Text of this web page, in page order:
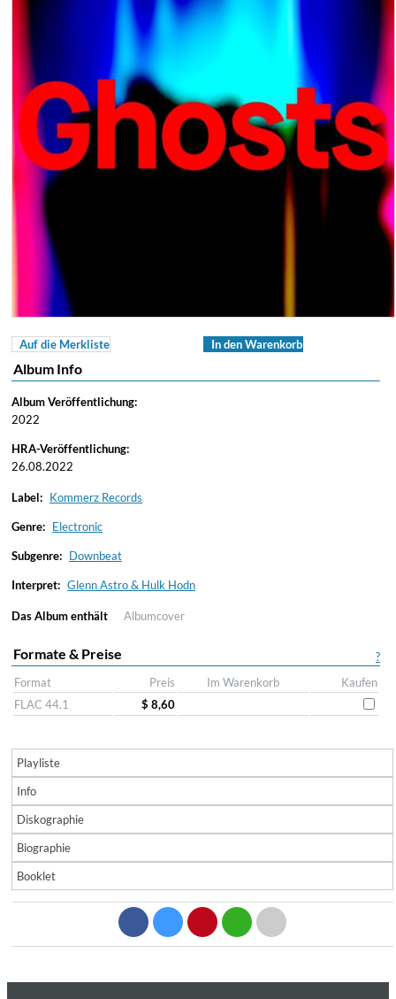
Auf die Merkliste In den Warenkorb
Album Info
Album Veröffentlichung:
2022
HRA-Veröffentlichung:
26.08.2022
Label: Kommerz Records
Genre: Electronic
Subgenre: Downbeat
Interpret: Glenn Astro & Hulk Hodn
Das Album enthält Albumcover
?
Formate & Preise
Format Preis Im Warenkorb
Kaufen
FLAC 44.1
$ 8,60
Playliste
Info
Diskographie
Biographie
Booklet